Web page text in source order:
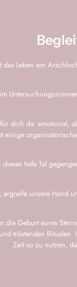
das Leben ein
dich da: emotional,
einige
tiefe Tal
ergreife unsere Hand
die Geburt eures
tröstenden
Zeit so zu nutzen,